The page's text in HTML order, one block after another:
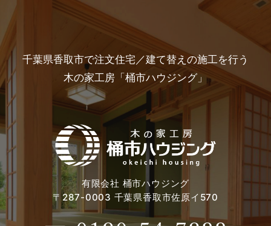
千葉県香取市で注文住宅／建て替えの施工を行う
木の家工房「桶市ハウジング」
有限会社 桶市ハウジング
〒287-0003 千葉県香取市佐原イ570